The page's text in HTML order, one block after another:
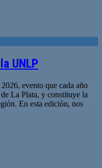
UNLP
evento que cada año
La Plata, y constituye la
En esta edición, nos